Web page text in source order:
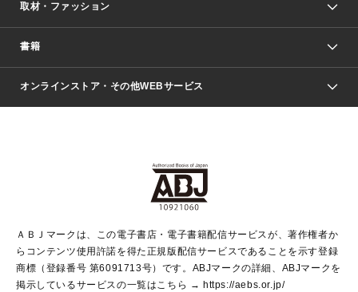
少年マンガ
Vジャンプ
ジャンプルーキー！
ジャンプTOON
週刊ヤングジャンプ
ウルトラジャンプ
リマコミ＋
マンガMeets
月刊オフィスユー
取材・ファッション
Seventeen
LEE
Marisol
芸能・情報・スポーツ
パラスポ＋！
書籍
文芸・文庫・総合
青春と読書
アジア人物史
集英社新書
集英社新書プラス
ライトノベル・ノベライズ
集英社Webマガジン Cobalt
集英社オレンジ文庫
シフォン文庫
集英社みらい文庫
S-KIDS.LAND
オンラインストア・その他WEBサービス
SHUEISHA MANGA-ART HERITAGE
HAPPY PLUS STORE
shueisha vox
EDITOR'S LAB
ＡＢＪマークは、この電子書店・電子書籍配信サービスが、著作権者か
らコンテンツ使用許諾を得た正規版配信サービスであることを示す登録
商標（登録番号 第6091713号）です。ABJマークの詳細、ABJマークを
掲示しているサービスの一覧はこちら → https://aebs.or.jp/